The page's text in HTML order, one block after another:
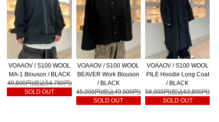
VOAAOV / S100 WOOL
MA-1 Blouson / BLACK
49,800円(税込54,780円)
SOLD OUT
VOAAOV / S100 WOOL
BEAVER Work Blouson
/ BLACK
45,000円(税込49,500円)
SOLD OUT
VOAAOV / S100 WOOL
PILE Hoodie Long Coat
/ BLACK
58,000円(税込63,800円)
SOLD OUT